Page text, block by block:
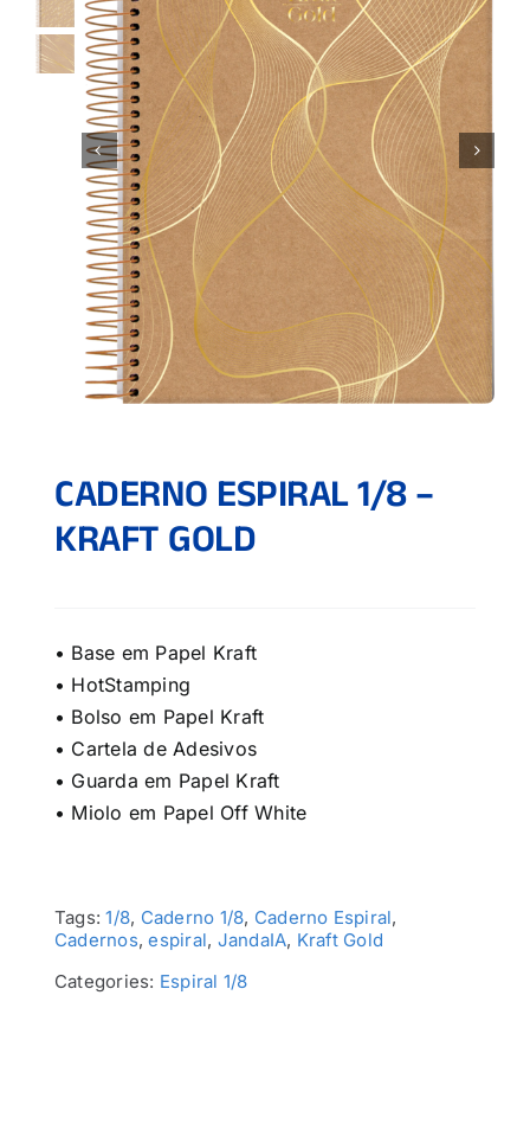
CADERNO ESPIRAL 1/8 –
KRAFT GOLD
• Base em Papel Kraft
• HotStamping
• Bolso em Papel Kraft
• Cartela de Adesivos
• Guarda em Papel Kraft
• Miolo em Papel Off White
Tags:1/8, Caderno 1/8, Caderno Espiral,
Cadernos,espiral, JandaIA, Kraft Gold
Categories: Espiral 1/8